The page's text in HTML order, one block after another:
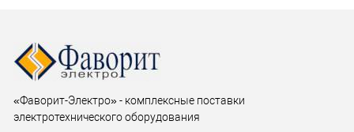
«Фаворит-Электро» - комплексные поставки
электротехнического оборудования